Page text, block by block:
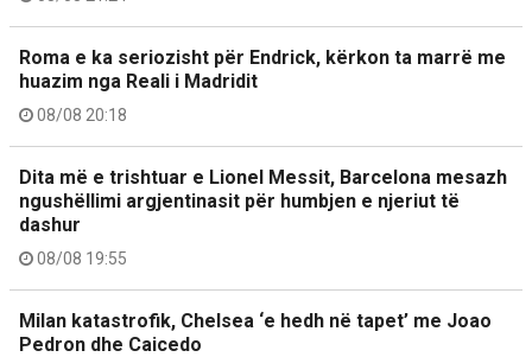
Roma e ka seriozisht për Endrick, kërkon ta marrë me
huazim nga Reali i Madridit
08/08 20:18
Dita më e trishtuar e Lionel Messit, Barcelona mesazh
ngushëllimi argjentinasit për humbjen e njeriut të
dashur
08/08 19:55
Milan katastrofik, Chelsea ‘e hedh në tapet’ me Joao
Pedron dhe Caicedo